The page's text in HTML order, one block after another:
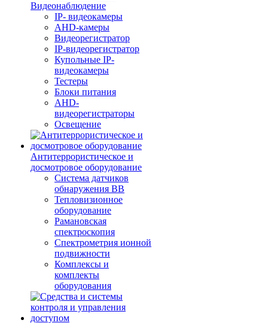
Видеонаблюдение
IP- видеокамеры
AHD-камеры
Видеорегистратор
IP-видеорегистратор
Купольные IP-
видеокамеры
Тестеры
Блоки питания
AHD-
видеорегистраторы
Освещение
Антитеррористическое и
досмотровое оборудование
Cистема датчиков
обнаружения ВВ
Тепловизионное
оборудование
Рамановская
спектроскопия
Спектрометрия ионной
подвижности
Комплексы и
комплекты
оборудования